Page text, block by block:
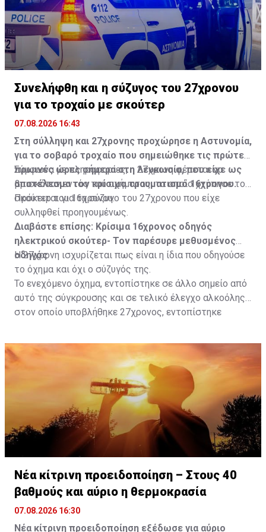
Συνελήφθη και η σύζυγος του 27χρονου
για το τροχαίο με σκούτερ
07.08.2026 16:43
Στη σύλληψη και 27χρονης προχώρησε η Αστυνομία,
για το σοβαρό τροχαίο που σημειώθηκε τις πρώτες
πρωινές ώρες σήμερα στη Λευκωσία, που είχε ως
αποτέλεσμα τον κρίσιμο τραυματισμό 16χρονου.
Σύμφωνα με πληροφορίες, η 27χρονη φέρεται να
βρισκόταν εντός του οχήματος, το οποίο χτύπησε το
σκούτερ του 16χρονου.
Πρόκειται για τη σύζυγο του 27χρονου που είχε
συλληφθεί προηγουμένως.
Διαβάστε επίσης: Κρίσιμα 16χρονος οδηγός
ηλεκτρικού σκούτερ- Τον παρέσυρε μεθυσμένος
οδηγός
Η 27χρονη ισχυρίζεται πως είναι η ίδια που οδηγούσε
το όχημα και όχι ο σύζυγός της.
Το ενεχόμενο όχημα, εντοπίστηκε σε άλλο σημείο από
αυτό της σύγκρουσης και σε τελικό έλεγχο αλκοόλης
στον οποίο υποβλήθηκε 27χρονος, εντοπίστηκε
είναι το ανώτατο από τον Νόμο όριο και συνελήφθη
για αυτόφωρο αδίκημα.
Νέα κίτρινη προειδοποίηση – Στους 40
βαθμούς και αύριο η θερμοκρασία
07.08.2026 16:30
Νέα κίτρινη προειδοποίηση εξέδωσε για αύριο